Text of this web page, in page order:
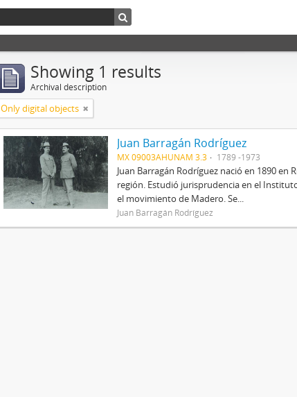
Showing 1 results
Archival description
Only digital objects
Juan Barragán Rodríguez
MX 09003AHUNAM 3.3 1789 -1973
Juan Barragán Rodríguez nació en 1890
región. Estudió jurisprudencia en el
el movimiento de Madero. Se...
Juan Barragán Rodríguez